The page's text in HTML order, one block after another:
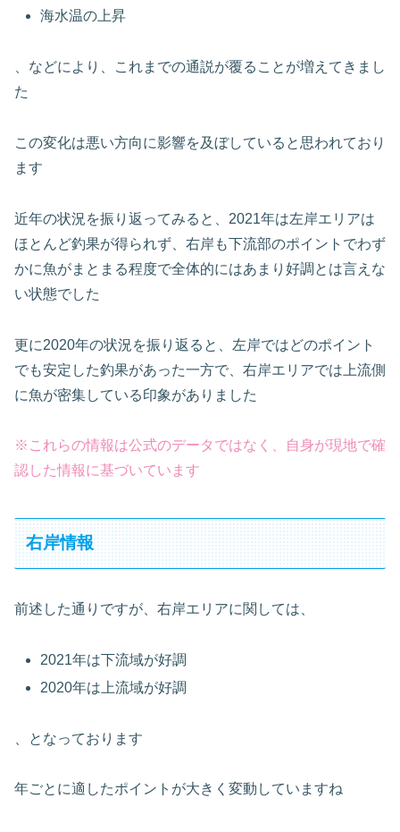
海水温の上昇
、などにより、これまでの通説が覆ることが増えてきまし
た
この変化は悪い方向に影響を及ぼしていると思われており
ます
近年の状況を振り返ってみると、2021年は左岸エリアは
ほとんど釣果が得られず、右岸も下流部のポイントでわず
かに魚がまとまる程度で全体的にはあまり好調とは言えな
い状態でした
更に2020年の状況を振り返ると、左岸ではどのポイント
でも安定した釣果があった一方で、右岸エリアでは上流側
に魚が密集している印象がありました
※これらの情報は公式のデータではなく、自身が現地で確
認した情報に基づいています
右岸情報
前述した通りですが、右岸エリアに関しては、
2021年は下流域が好調
2020年は上流域が好調
、となっております
年ごとに適したポイントが大きく変動していますね